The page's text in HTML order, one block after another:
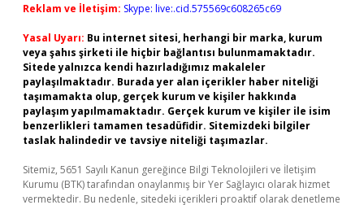
Reklam ve İletişim: Skype: live:.cid.575569c608265c69
Yasal Uyarı: Bu internet sitesi, herhangi bir marka, kurum
veya şahıs şirketi ile hiçbir bağlantısı bulunmamaktadır.
Sitede yalnızca kendi hazırladığımız makaleler
paylaşılmaktadır. Burada yer alan içerikler haber niteliği
taşımamakta olup, gerçek kurum ve kişiler hakkında
paylaşım yapılmamaktadır. Gerçek kurum ve kişiler ile isim
benzerlikleri tamamen tesadüfidir. Sitemizdeki bilgiler
taslak halindedir ve tavsiye niteliği taşımazlar.
Sitemiz, 5651 Sayılı Kanun gereğince Bilgi Teknolojileri ve İletişim
Kurumu (BTK) tarafından onaylanmış bir Yer Sağlayıcı olarak hizmet
vermektedir. Bu nedenle, sitedeki içerikleri proaktif olarak denetleme